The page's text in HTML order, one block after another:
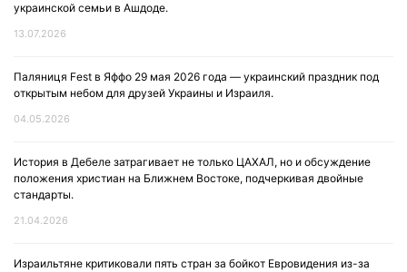
украинской семьи в Ашдоде.
13.07.2026
Паляниця Fest в Яффо 29 мая 2026 года — украинский праздник под
открытым небом для друзей Украины и Израиля.
04.05.2026
История в Дебеле затрагивает не только ЦАХАЛ, но и обсуждение
положения христиан на Ближнем Востоке, подчеркивая двойные
стандарты.
21.04.2026
Израильтяне критиковали пять стран за бойкот Евровидения из-за